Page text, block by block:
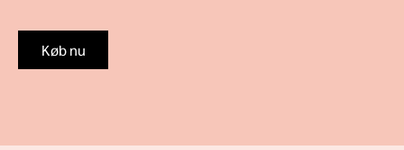
Køb nu